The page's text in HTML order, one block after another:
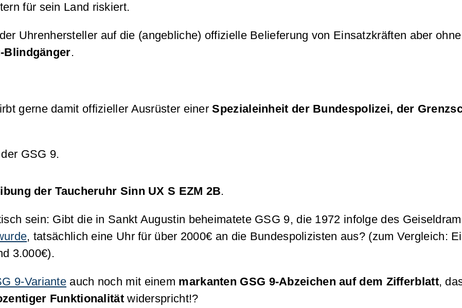
für sein Land riskiert.
Uhrenhersteller auf die (angebliche) offizielle Belieferung von Einsatzkräften aber
Blindgänger.
gerne damit offizieller Ausrüster einerSpezialeinheit der Bundespolizei, der
GSG 9.
der Taucheruhr Sinn UX S EZM 2B.
sein: Gibt die in Sankt Augustin beheimatete GSG 9, die 1972 infolge des
, tatsächlich eine Uhr für über 2000€ an die Bundespolizisten aus? (zum Vergleich:
3.000€).
9-Variante auch noch mit einem markanten GSG 9-Abzeichen auf dem Zifferblatt,
Funktionalitätwiderspricht!?